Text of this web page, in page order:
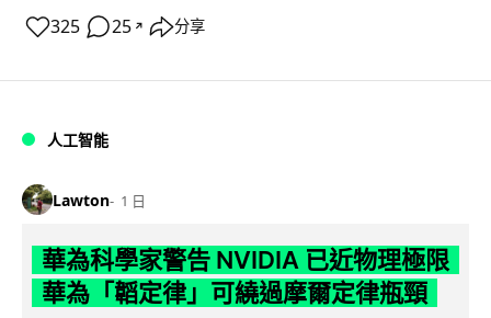
325 25 ↗ 分享
人工智能
Lawton 1 日
華為科學家警告 NVIDIA 已近物理極限
華為「韜定律」可繞過摩爾定律瓶頸